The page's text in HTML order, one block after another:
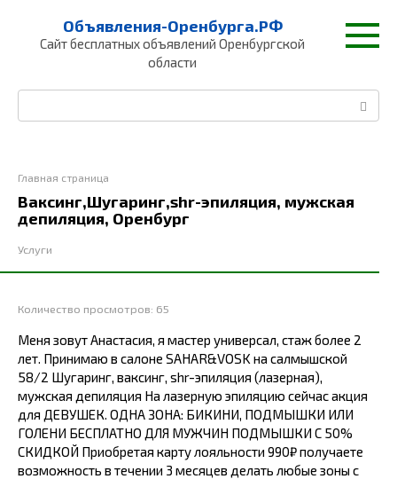
контенту
Объявления-Оренбурга.РФ
Сайт бесплатных объявлений Оренбургской
области
Главная страница
Ваксинг,Шугаринг,shr-эпиляция, мужская
депиляция, Оренбург
Услуги
Количество просмотров: 65
Меня зовут Анастасия, я мастер универсал, стаж более 2
лет. Принимаю в салоне SAHAR&VOSK на салмышской
58/2 Шугаринг, ваксинг, shr-эпиляция (лазерная),
мужская депиляция На лазерную эпиляцию сейчас акция
для ДЕВУШЕК. ОДНА ЗОНА: БИКИНИ, ПОДМЫШКИ ИЛИ
ГОЛЕНИ БЕСПЛАТНО ДЛЯ МУЖЧИН ПОДМЫШКИ С 50%
СКИДКОЙ Приобретая карту лояльности 990₽ получаете
возможность в течении 3 месяцев делать любые зоны с